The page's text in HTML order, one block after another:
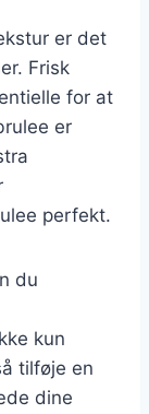
er det
Frisk
for at
er
perfekt.
du
kun
tilføje en
dine